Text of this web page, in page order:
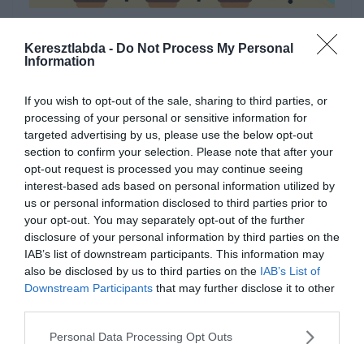
Keresztlabda - Do Not Process My Personal
Information
If you wish to opt-out of the sale, sharing to third parties, or
processing of your personal or sensitive information for
targeted advertising by us, please use the below opt-out
section to confirm your selection. Please note that after your
opt-out request is processed you may continue seeing
interest-based ads based on personal information utilized by
us or personal information disclosed to third parties prior to
your opt-out. You may separately opt-out of the further
disclosure of your personal information by third parties on the
IAB’s list of downstream participants. This information may
also be disclosed by us to third parties on the IAB’s List of
Downstream Participants that may further disclose it to other
Personal Data Processing Opt Outs
Mi a megoldás?
512